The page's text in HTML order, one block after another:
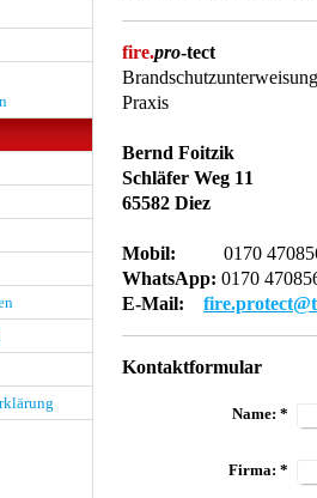
fire.pro-tect
Praxis
Bernd Foitzik
Schläfer Weg 11
65582 Diez
Mobil:
0170
WhatsApp: 0170
E-Mail:
Kontaktformular
Name: *
Firma: *